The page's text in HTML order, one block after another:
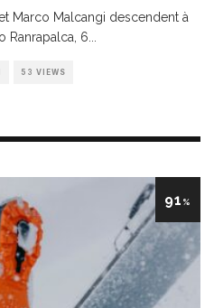
Marco Malcangi descendent à
Ranrapalca, 6
53 VIEWS
91 %